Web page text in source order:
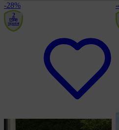
-28%
2
года
гарантия